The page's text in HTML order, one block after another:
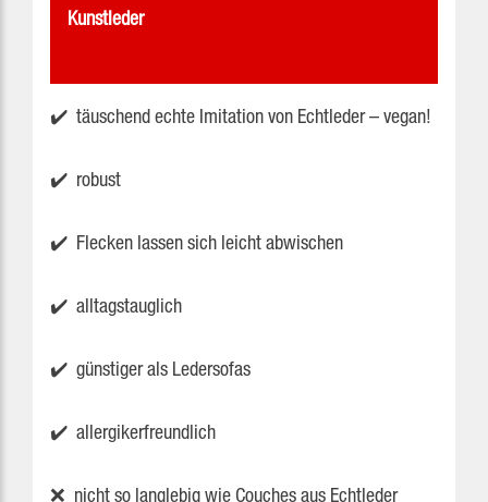
Kunstleder
✔️ täuschend echte Imitation von Echtleder – vegan!
✔️ robust
✔️ Flecken lassen sich leicht abwischen
✔️ alltagstauglich
✔️ günstiger als Ledersofas
✔️ allergikerfreundlich
❌ nicht so langlebig wie Couches aus Echtleder